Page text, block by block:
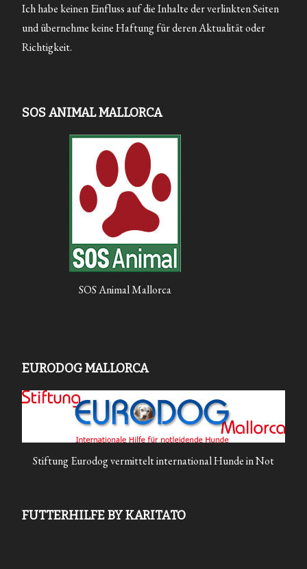
Ich habe keinen Einfluss auf die Inhalte der verlinkten Seiten
und übernehme keine Haftung für deren Aktualität oder
Richtigkeit.
SOS ANIMAL MALLORCA
SOS Animal Mallorca
EURODOG MALLORCA
Stiftung Eurodog vermittelt international Hunde in Not
FUTTERHILFE BY KARITATO